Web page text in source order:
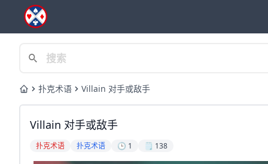
Home扑克术语 Villain 对手或敌手
Villain 对手或敌手
扑克术语 扑克术语 🕒 1 🗒️ 138